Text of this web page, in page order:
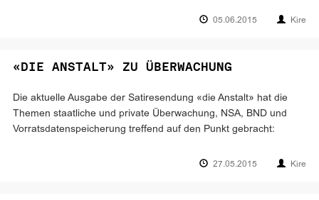
05.06.2015 Kire
«DIE ANSTALT» ZU ÜBERWACHUNG
Die aktuelle Ausgabe der Satiresendung «die Anstalt» hat die
Themen staatliche und private Überwachung, NSA, BND und
Vorratsdatenspeicherung treffend auf den Punkt gebracht:
27.05.2015 Kire